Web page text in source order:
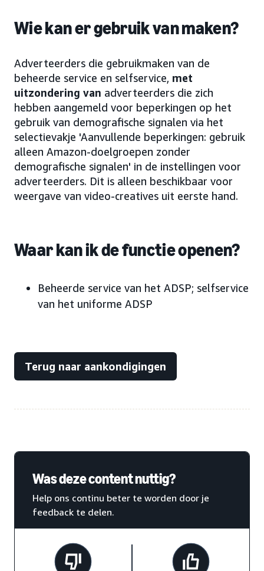
Wie kan er gebruik van maken?
Adverteerders die gebruikmaken van de
beheerde service en selfservice, met
uitzondering van adverteerders die zich
hebben aangemeld voor beperkingen op het
gebruik van demografische signalen via het
selectievakje 'Aanvullende beperkingen: gebruik
alleen Amazon-doelgroepen zonder
demografische signalen' in de instellingen voor
adverteerders. Dit is alleen beschikbaar voor
weergave van video-creatives uit eerste hand.
Waar kan ik de functie openen?
Beheerde service van het ADSP; selfservice
van het uniforme ADSP
Terug naar aankondigingen
Was deze content nuttig?
Help ons continu beter te worden door je
feedback te delen.